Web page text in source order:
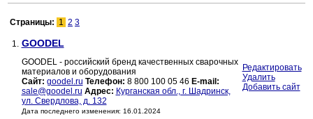
Страницы: 1 2 3
1. GOODEL
GOODEL - российский бренд качественных сварочных
материалов и оборудования
Сайт: goodel.ru Телефон: 8 800 100 05 46 E-mail:
sale@goodel.ru Адрес: Курганская обл., г. Шадринск,
ул. Свердлова, д. 132
Дата последнего изменения: 16.01.2024
Редактировать
Удалить
Добавить сайт